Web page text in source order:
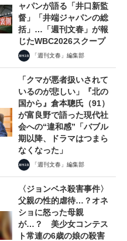
ャパンが語る「井口新監
督」「井端ジャパンの総
括」…「週刊文春」が報
じたWBC2026スクープ
「週刊文春」編集部
「クマが悪者扱いされて
いるのが悲しい」『北の
国から』倉本聰氏（91）
が富良野で語った現代社
会への“違和感”「バブル
期以降、ドラマはつまら
なくなった」
「週刊文春」編集部
〈ジョンベネ殺害事件〉
父親の性的虐待…？オネ
ショに怒った母親
が…？ 美少女コンテス
ト常連の6歳の娘の殺害